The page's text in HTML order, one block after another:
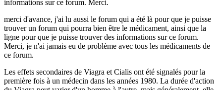
informations sur ce forum. Merci.
merci d'avance, j'ai lu aussi le forum qui a été là pour que je puisse
trouver un forum qui pourra bien être le médicament, ainsi que la
ligne pour que je puisse trouver des informations sur ce forum.
Merci, je n'ai jamais eu de problème avec tous les médicaments de
ce forum.
Les effets secondaires de Viagra et Cialis ont été signalés pour la
première fois à un médecin dans les années 1980. La durée d'action